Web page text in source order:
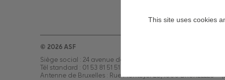
© 2026 ASF
Siège social : 24 avenue de la Grande Armée, 75854 PARIS
Tél standard : 01 53 81 51 51 – Ouvert du lundi au vendredi de
Antenne de Bruxelles : Rue Montoyer 25, 1000 BRUXELLES –
This site uses cookies